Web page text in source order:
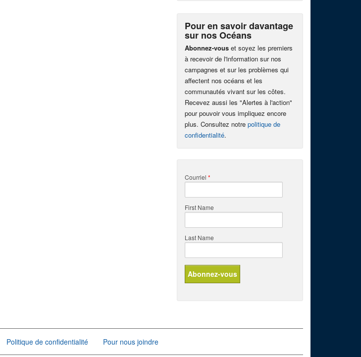
Pour en savoir davantage
sur nos Océans
Abonnez-vous et soyez les premiers
à recevoir de l'information sur nos
campagnes et sur les problèmes qui
affectent nos océans et les
communautés vivant sur les côtes.
Recevez aussi les "Alertes à l'action"
pour pouvoir vous impliquez encore
plus. Consultez notre politique de
confidentialité.
Courriel *
First Name
Last Name
Politique de confidentialité Pour nous joindre